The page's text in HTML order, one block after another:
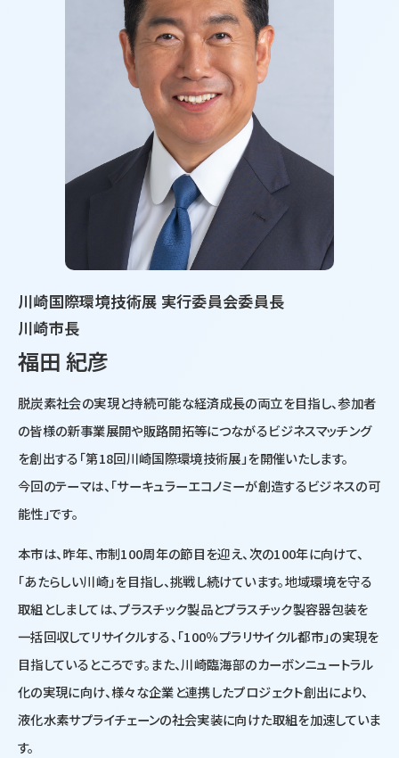
川崎国際環境技術展 実行委員会委員長
川崎市長
福田 紀彦
脱炭素社会の実現と持続可能な経済成長の両立を目指し、参加者
の皆様の新事業展開や販路開拓等につながるビジネスマッチング
を創出する「第18回川崎国際環境技術展」を開催いたします。
今回のテーマは、「サーキュラーエコノミーが創造するビジネスの可
能性」です。
本市は、昨年、市制100周年の節目を迎え、次の100年に向けて、
「あたらしい川崎」を目指し、挑戦し続けています。地域環境を守る
取組としましては、プラスチック製品とプラスチック製容器包装を
一括回収してリサイクルする、「100％プラリサイクル都市」の実現を
目指しているところです。また、川崎臨海部のカーボンニュートラル
化の実現に向け、様々な企業と連携したプロジェクト創出により、
液化水素サプライチェーンの社会実装に向けた取組を加速していま
す。